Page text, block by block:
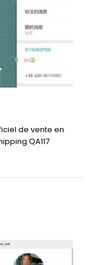
de vente en
QA117